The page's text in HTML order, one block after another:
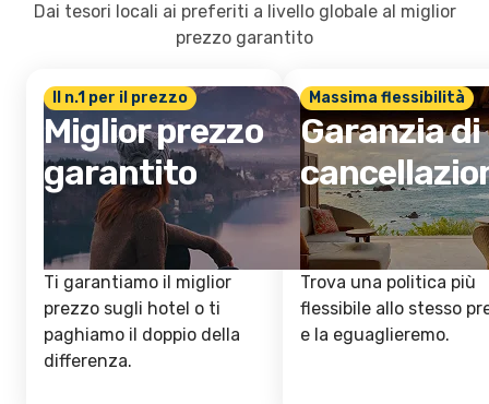
Dai tesori locali ai preferiti a livello globale al miglior
prezzo garantito
Il n.1 per il prezzo
Miglior prezzo
garantito
Ti garantiamo il miglior
prezzo sugli hotel o ti
paghiamo il doppio della
differenza.
Massima flessibilità
Garanzia di
Trova una politica più
flessibile allo stesso
e la eguaglieremo.